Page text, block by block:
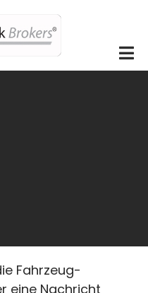
Fahrzeug-
eine Nachricht